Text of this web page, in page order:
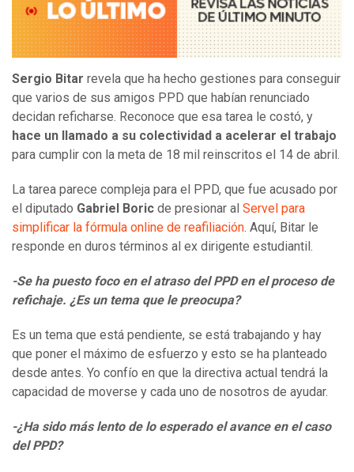
Sergio Bitar revela que ha hecho gestiones para conseguir
que varios de sus amigos PPD que habían renunciado
decidan reficharse. Reconoce que esa tarea le costó, y
hace un llamado a su colectividad a acelerar el trabajo
para cumplir con la meta de 18 mil reinscritos el 14 de abril.
La tarea parece compleja para el PPD, que fue acusado por
el diputado Gabriel Boric de presionar al Servel para
simplificar la fórmula online de reafiliación. Aquí, Bitar le
responde en duros términos al ex dirigente estudiantil.
-Se ha puesto foco en el atraso del PPD en el proceso de
refichaje. ¿Es un tema que le preocupa?
Es un tema que está pendiente, se está trabajando y hay
que poner el máximo de esfuerzo y esto se ha planteado
desde antes. Yo confío en que la directiva actual tendrá la
capacidad de moverse y cada uno de nosotros de ayudar.
-¿Ha sido más lento de lo esperado el avance en el caso
del PPD?